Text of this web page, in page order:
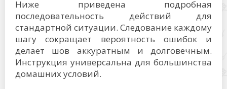
Ниже приведена подробная
последовательность действий для
стандартной ситуации. Следование каждому
шагу сокращает вероятность ошибок и
делает шов аккуратным и долговечным.
Инструкция универсальна для большинства
домашних условий.